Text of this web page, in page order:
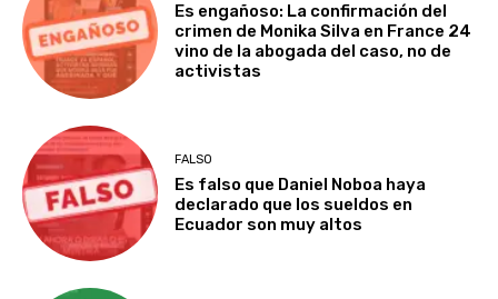
Es engañoso: La confirmación del
crimen de Monika Silva en France 24
vino de la abogada del caso, no de
activistas
FALSO
Es falso que Daniel Noboa haya
declarado que los sueldos en
Ecuador son muy altos